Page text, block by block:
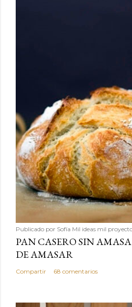
Publicado por Sofía Mil ideas mil
PAN CASERO SIN
DE AMASAR
Compartir 68 comentarios